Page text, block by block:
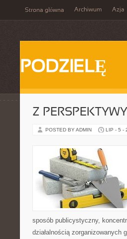
Strona główna Archiwum Azja
PODZIELĘ
Z
POSTED BY ADMIN LIP - 5 -
sposób publicystyczny,
działalnością zorganizowanych